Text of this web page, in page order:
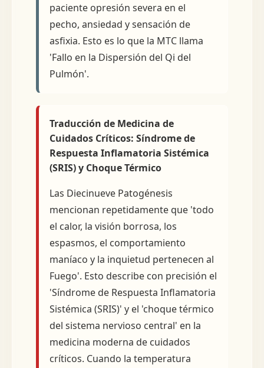
paciente opresión severa en el
pecho, ansiedad y sensación de
asfixia. Esto es lo que la MTC llama
'Fallo en la Dispersión del Qi del
Pulmón'.
Traducción de Medicina de
Cuidados Críticos: Síndrome de
Respuesta Inflamatoria Sistémica
(SRIS) y Choque Térmico
Las Diecinueve Patogénesis
mencionan repetidamente que 'todo
el calor, la visión borrosa, los
espasmos, el comportamiento
maníaco y la inquietud pertenecen al
Fuego'. Esto describe con precisión el
'Síndrome de Respuesta Inflamatoria
Sistémica (SRIS)' y el 'choque térmico
del sistema nervioso central' en la
medicina moderna de cuidados
críticos. Cuando la temperatura